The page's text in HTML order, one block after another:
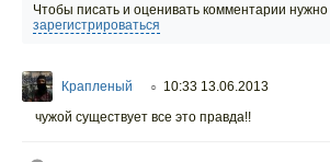
Чтобы писать и оценивать комментарии нужно
зарегистрироваться
Крапленый ○ 10:33 13.06.2013
чужой существует все это правда!!